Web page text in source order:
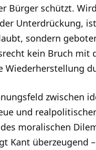
Bürger schützt.
Unterdrückung,
sondern
kein Bruch mit
Wiederherstellung
zwischen
und
moralischen
Kant überzeugend